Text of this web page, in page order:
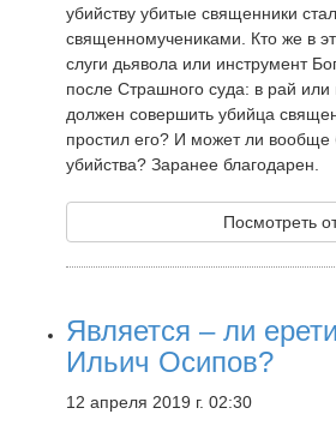
убийству убитые священники
священномучениками. Кто же в
слуги дьявола или инструмент
после Страшного суда: в рай или
должен совершить убийца
простил его? И может ли вообще
убийства? Заранее благодарен.
Посмотреть
Является – ли
Ильич Осипов?
12 апреля 2019 г. 02:30